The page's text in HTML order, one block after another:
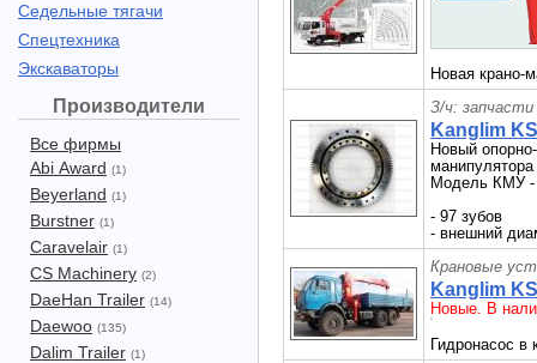
Седельные тягачи
Спецтехника
Экскаваторы
Производители
Все фирмы
Abi Award (1)
Beyerland (1)
Burstner (1)
Caravelair (1)
CS Machinery (2)
DaeHan Trailer (14)
Daewoo (135)
Dalim Trailer (1)
Новая крано-
З/ч:
Kanglim
Новый
Модель КМУ -
- 97 зубов
- внешний
Крановые
Kanglim
Новые. В
Гидронасос